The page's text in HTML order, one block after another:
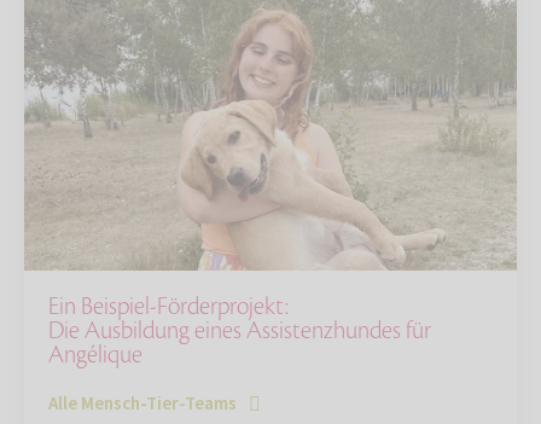
Ein Beispiel-Förderprojekt:
Die Ausbildung eines Assistenzhundes für
Angélique
Alle Mensch-Tier-Teams